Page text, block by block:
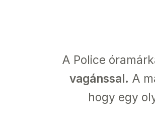
A Police
vagánssal. A
hogy egy